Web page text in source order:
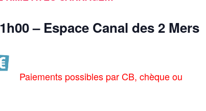
– Espace Canal des 2 Mers
Paiements possibles par CB, chèque ou